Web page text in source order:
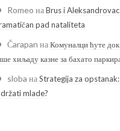
Romeo наBrus i
pad nataliteta
Čarapan наКомуналци ћуте док
хиљаду казне за бахато
sloba наStrategija za
mlade?